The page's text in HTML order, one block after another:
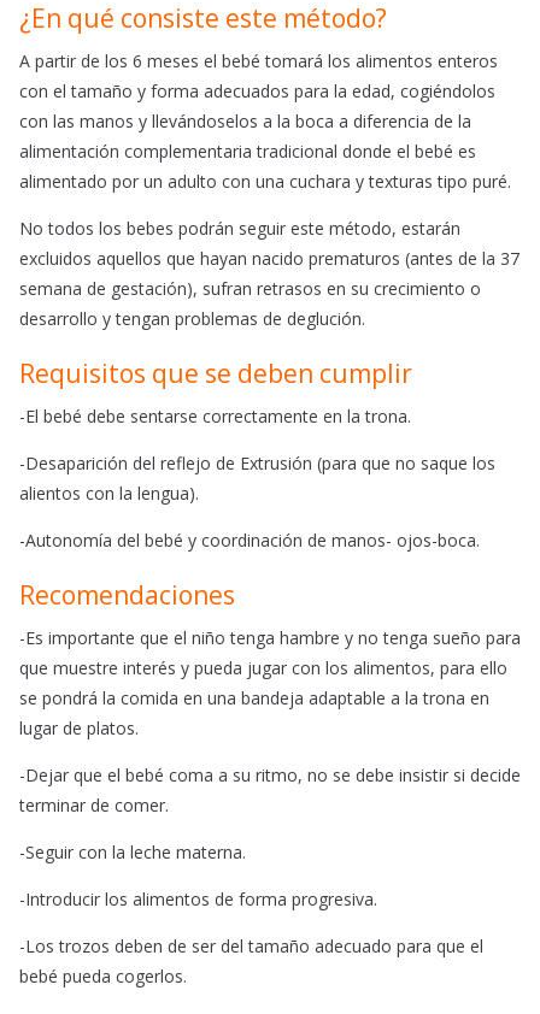
¿En qué consiste este método?
A partir de los 6 meses el bebé tomará los alimentos enteros
con el tamaño y forma adecuados para la edad, cogiéndolos
con las manos y llevándoselos a la boca a diferencia de la
alimentación complementaria tradicional donde el bebé es
alimentado por un adulto con una cuchara y texturas tipo puré.
No todos los bebes podrán seguir este método, estarán
excluidos aquellos que hayan nacido prematuros (antes de la 37
semana de gestación), sufran retrasos en su crecimiento o
desarrollo y tengan problemas de deglución.
Requisitos que se deben cumplir
-El bebé debe sentarse correctamente en la trona.
-Desaparición del reflejo de Extrusión (para que no saque los
alientos con la lengua).
-Autonomía del bebé y coordinación de manos- ojos-boca.
Recomendaciones
-Es importante que el niño tenga hambre y no tenga sueño para
que muestre interés y pueda jugar con los alimentos, para ello
se pondrá la comida en una bandeja adaptable a la trona en
lugar de platos.
-Dejar que el bebé coma a su ritmo, no se debe insistir si decide
terminar de comer.
-Seguir con la leche materna.
-Introducir los alimentos de forma progresiva.
-Los trozos deben de ser del tamaño adecuado para que el
bebé pueda cogerlos.